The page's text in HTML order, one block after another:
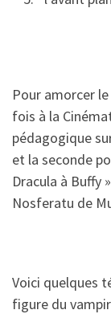
Pour amorcer
fois à la
pédagogique
et la seconde
Dracula à Buffy
Nosferatu de
Voici quelques
figure du